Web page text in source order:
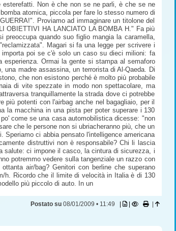
Non è che non se ne parli, è che se ne
atomica, piccola per fare lo stesso numero di
Proviamo ad immaginare un titolone del
OBIETTIVI HA LANCIATO LA BOMBA H." Fa più
quando suo figlio mangia la caramella,
Magari si fa una legge per scrivere i
poi se c'è solo un caso su dieci milioni: fa
Ormai la gente si stampa al semaforo
madre assassina, un terrorista di Al-Qaeda. Di
che non esistono perché è molto più probabile
di vite spezzate in modo non spettacolare, ma
tranquillamente la strada dove ci potrebbe
potenti con l'airbag anche nel bagagliaio, per il
la macchina in una pista per poter superare i 130
come se una casa automobilistica dicesse: "non
che le persone non si ubriacheranno più, che un
ci abbia pensato l'intelligence americana
distruttivi non è responsabile? Chi li lascia
salute: ci impone il casco, la cintura di sicurezza, i
potremmo vedere sulla tangenziale un razzo con
air/bag? Genitori con berline che superano
h. Ricordo che il limite di velocità in Italia è di 130
più piccolo di auto. In un
Postato su08/01/2009 • 11:49 | | |